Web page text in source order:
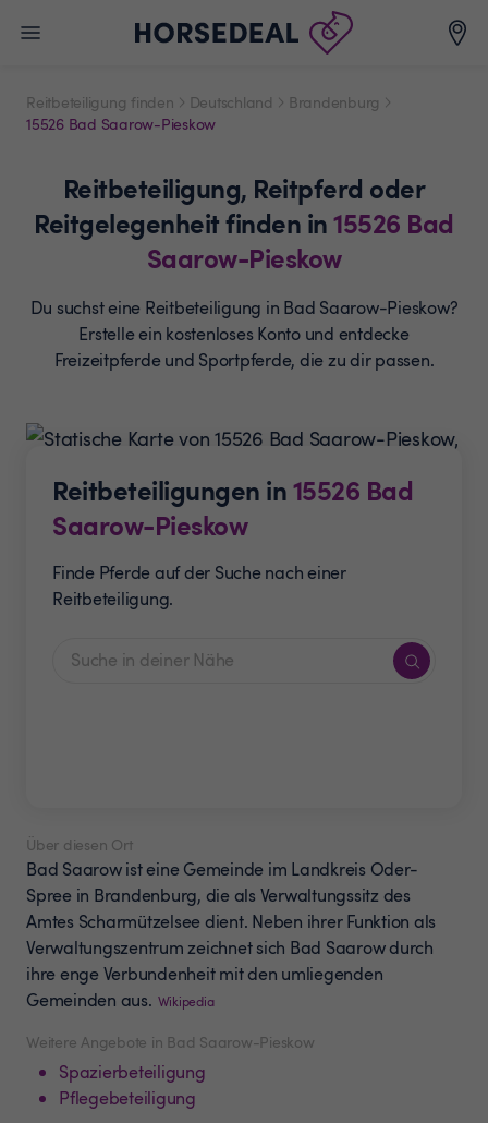
Reitbeteiligung finden Deutschland
Brandenburg
15526 Bad Saarow-Pieskow
Reitbeteiligung, Reitpferd oder
Reitgelegenheitfinden in15526 Bad
Saarow-Pieskow
Du suchst eine Reitbeteiligung in Bad Saarow-Pieskow?
Erstelle ein kostenloses Konto und entdecke
Freizeitpferde und Sportpferde, die zu dir passen.
Reitbeteiligungen in15526 Bad
Saarow-Pieskow
Finde Pferde auf der Suche nach einer
Reitbeteiligung.
Weitere Angebote in Bad Saarow-Pieskow
Spazierbeteiligung
Pflegebeteiligung
Über diesen Ort
Bad Saarow ist eine Gemeinde im Landkreis Oder-
Spree in Brandenburg, die als Verwaltungssitz des
Amtes Scharmützelsee dient. Neben ihrer Funktion als
Verwaltungszentrum zeichnet sich Bad Saarow durch
ihre enge Verbundenheit mit den umliegenden
Gemeinden aus. Wikipedia